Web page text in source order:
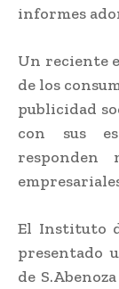
informes
Un reciente
de los
publicidad
con sus
responden
El Instituto
presentado
de